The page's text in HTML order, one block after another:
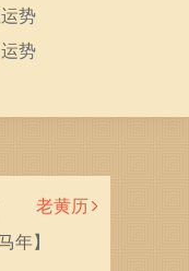
势
势
老黄历
年】